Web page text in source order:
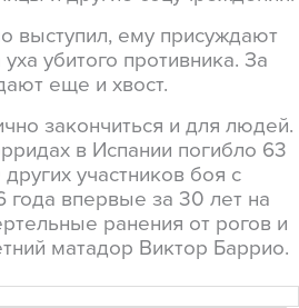
выступил, ему присуждают
убитого противника. За
еще и хвост.
закончиться и для людей.
в Испании погибло 63
участников боя с
впервые за 30 лет на
ранения от рогов и
матадор Виктор Баррио.